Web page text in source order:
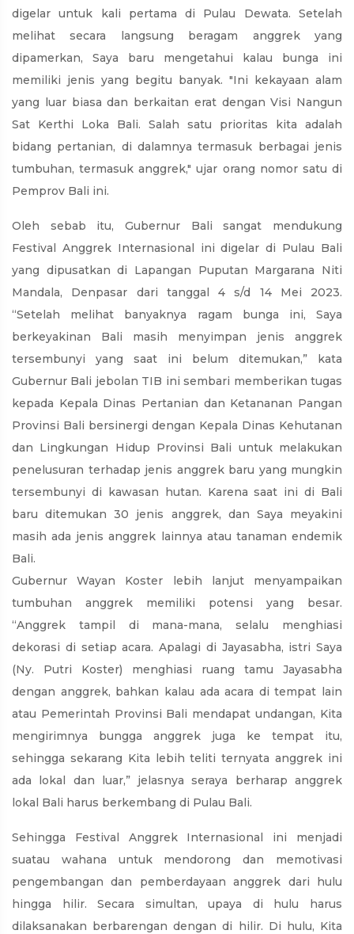
digelar untuk kali pertama di Pulau Dewata. Setelah
melihat secara langsung beragam anggrek yang
dipamerkan, Saya baru mengetahui kalau bunga ini
memiliki jenis yang begitu banyak. "Ini kekayaan alam
yang luar biasa dan berkaitan erat dengan Visi Nangun
Sat Kerthi Loka Bali. Salah satu prioritas kita adalah
bidang pertanian, di dalamnya termasuk berbagai jenis
tumbuhan, termasuk anggrek," ujar orang nomor satu di
Pemprov Bali ini.
Oleh sebab itu, Gubernur Bali sangat mendukung
Festival Anggrek Internasional ini digelar di Pulau Bali
yang dipusatkan di Lapangan Puputan Margarana Niti
Mandala, Denpasar dari tanggal 4 s/d 14 Mei 2023.
“Setelah melihat banyaknya ragam bunga ini, Saya
berkeyakinan Bali masih menyimpan jenis anggrek
tersembunyi yang saat ini belum ditemukan,” kata
Gubernur Bali jebolan TIB ini sembari memberikan tugas
kepada Kepala Dinas Pertanian dan Ketananan Pangan
Provinsi Bali bersinergi dengan Kepala Dinas Kehutanan
dan Lingkungan Hidup Provinsi Bali untuk melakukan
penelusuran terhadap jenis anggrek baru yang mungkin
tersembunyi di kawasan hutan. Karena saat ini di Bali
baru ditemukan 30 jenis anggrek, dan Saya meyakini
masih ada jenis anggrek lainnya atau tanaman endemik
Bali.
Gubernur Wayan Koster lebih lanjut menyampaikan
tumbuhan anggrek memiliki potensi yang besar.
“Anggrek tampil di mana-mana, selalu menghiasi
dekorasi di setiap acara. Apalagi di Jayasabha, istri Saya
(Ny. Putri Koster) menghiasi ruang tamu Jayasabha
dengan anggrek, bahkan kalau ada acara di tempat lain
atau Pemerintah Provinsi Bali mendapat undangan, Kita
mengirimnya bungga anggrek juga ke tempat itu,
sehingga sekarang Kita lebih teliti ternyata anggrek ini
ada lokal dan luar,” jelasnya seraya berharap anggrek
lokal Bali harus berkembang di Pulau Bali.
Sehingga Festival Anggrek Internasional ini menjadi
suatau wahana untuk mendorong dan memotivasi
pengembangan dan pemberdayaan anggrek dari hulu
hingga hilir. Secara simultan, upaya di hulu harus
dilaksanakan berbarengan dengan di hilir. Di hulu, Kita